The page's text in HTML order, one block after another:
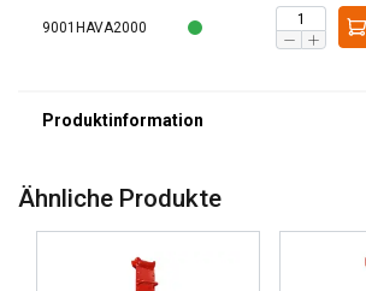
9001HAVA2000
Ähnliche Produkte